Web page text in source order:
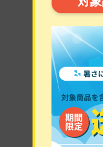
磁気の
ピップマ
お使いい
ご購入